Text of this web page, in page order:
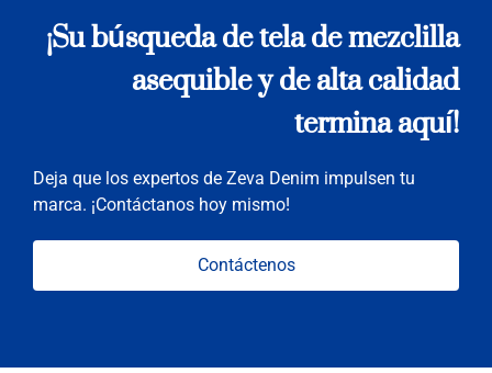
¡Su búsqueda de tela de mezclilla
asequible y de alta calidad
termina aquí!
Deja que los expertos de Zeva Denim impulsen tu
marca. ¡Contáctanos hoy mismo!
Contáctenos